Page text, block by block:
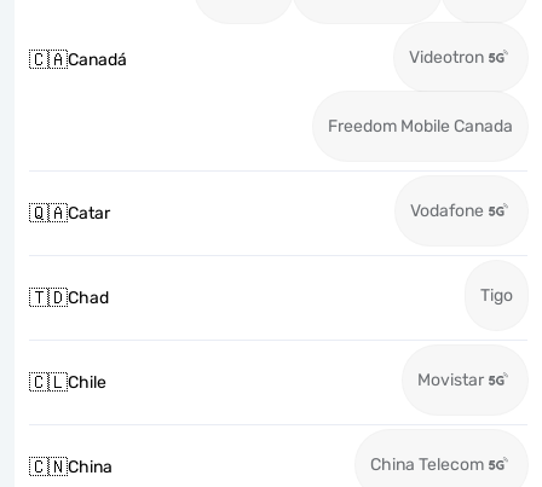
🇨🇦Canadá Videotron
Freedom Mobile Canada
🇶🇦Catar Vodafone
🇹🇩Chad Tigo
🇨🇱Chile Movistar
🇨🇳China China Telecom